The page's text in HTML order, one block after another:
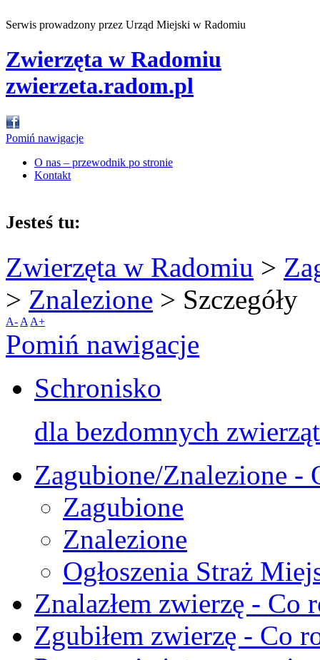
Serwis prowadzony przez Urząd Miejski w Radomiu
Zwierzęta w Radomiu
zwierzeta.radom.pl
Pomiń nawigacje
O nas – przewodnik po stronie
Kontakt
Jesteś tu:
Zwierzęta w Radomiu >
> Znalezione > Szczegóły
A- A A+
Pomiń nawigacje
Schronisko
dla bezdomnych zwierząt
Zagubione/Znalezione -
Zagubione
Znalezione
Ogłoszenia Straż
Znalazłem zwierzę - Co
Zgubiłem zwierzę - Co